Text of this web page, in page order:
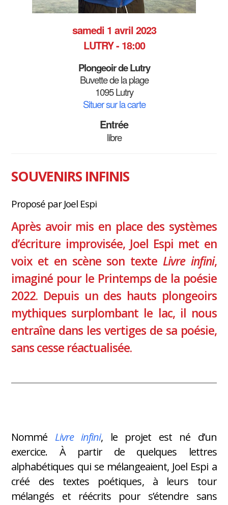
samedi 1 avril 2023
LUTRY - 18:00
Plongeoir de Lutry
Buvette de la plage
1095 Lutry
Situer sur la carte
Entrée
libre
SOUVENIRS INFINIS
Proposé par Joel Espi
Après avoir mis en place des systèmes
d’écriture improvisée, Joel Espi met en
voix et en scène son texte Livre infini,
imaginé pour le Printemps de la poésie
2022. Depuis un des hauts plongeoirs
mythiques surplombant le lac, il nous
entraîne dans les vertiges de sa poésie,
sans cesse réactualisée.
Nommé Livre infini, le projet est né d’un
exercice. À partir de quelques lettres
alphabétiques qui se mélangeaient, Joel Espi a
créé des textes poétiques, à leurs tour
mélangés et réécrits pour s’étendre sans